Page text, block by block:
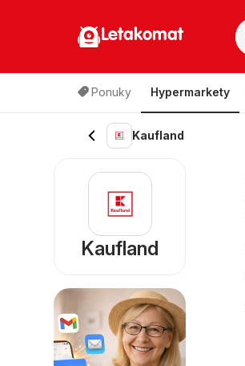
Letakomat
Ponuky Hypermarkety
Kaufland
Kaufland